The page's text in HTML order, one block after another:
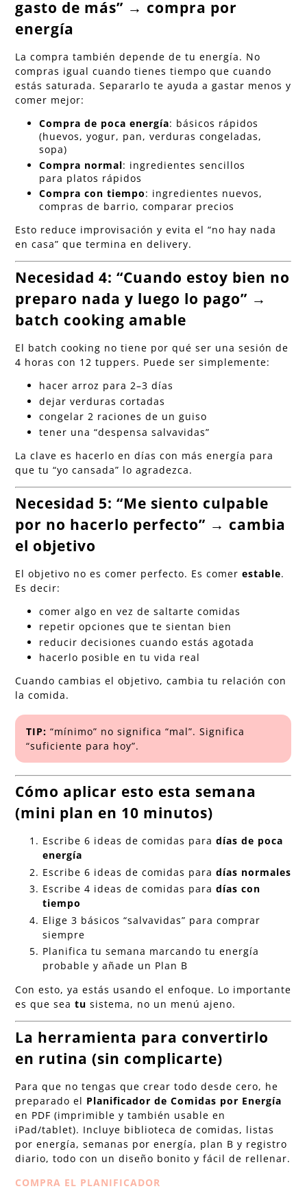
gasto de más” → compra por
energía
La compra también depende de tu energía. No
compras igual cuando tienes tiempo que cuando
estás saturada. Separarlo te ayuda a gastar menos y
comer mejor:
Compra de poca energía: básicos rápidos
(huevos, yogur, pan, verduras congeladas,
sopa)
Compra normal: ingredientes sencillos
para platos rápidos
Compra con tiempo: ingredientes nuevos,
compras de barrio, comparar precios
Esto reduce improvisación y evita el “no hay nada
en casa” que termina en delivery.
Necesidad 4: “Cuando estoy bien no
preparo nada y luego lo pago” →
batch cooking amable
El batch cooking no tiene por qué ser una sesión de
4 horas con 12 tuppers. Puede ser simplemente:
hacer arroz para 2–3 días
dejar verduras cortadas
congelar 2 raciones de un guiso
tener una “despensa salvavidas”
La clave es hacerlo en días con más energía para
que tu “yo cansada” lo agradezca.
Necesidad 5: “Me siento culpable
por no hacerlo perfecto” → cambia
el objetivo
El objetivo no es comer perfecto. Es comerestable.
Es decir:
comer algo en vez de saltarte comidas
repetir opciones que te sientan bien
reducir decisiones cuando estás agotada
hacerlo posible en tu vida real
Cuando cambias el objetivo, cambia tu relación con
la comida.
TIP: “mínimo” no significa “mal”. Significa
“suficiente para hoy”.
Cómo aplicar esto esta semana
(mini plan en 10 minutos)
Escribe 6 ideas de comidas paradías de poca
energía
Escribe 6 ideas de comidas paradías normales
Escribe 4 ideas de comidas paradías con
tiempo
Elige 3 básicos “salvavidas” para comprar
siempre
Planifica tu semana marcando tu energía
probable y añade un Plan B
Con esto, ya estás usando el enfoque. Lo importante
es que seatu sistema, no un menú ajeno.
La herramienta para convertirlo
en rutina (sin complicarte)
Para que no tengas que crear todo desde cero, he
preparado el Planificador de Comidas por Energía
en PDF (imprimible y también usable en
iPad/tablet). Incluye biblioteca de comidas, listas
por energía, semanas por energía, plan B y registro
diario, todo con un diseño bonito y fácil de rellenar.
COMPRA EL PLANIFICADOR